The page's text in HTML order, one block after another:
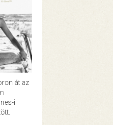
át az
i